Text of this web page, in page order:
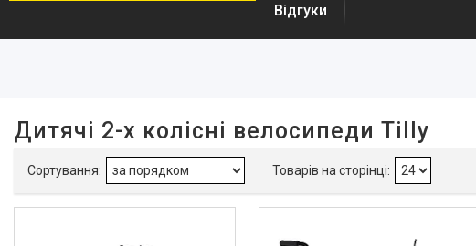
Tilly
15
Країна виробник
Відгуки
Дитячі 2-х колісні велосипеди Tilly